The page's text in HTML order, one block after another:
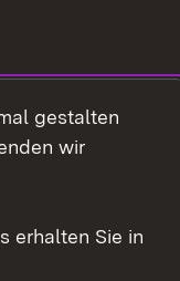
gestalten
wir
erhalten Sie in